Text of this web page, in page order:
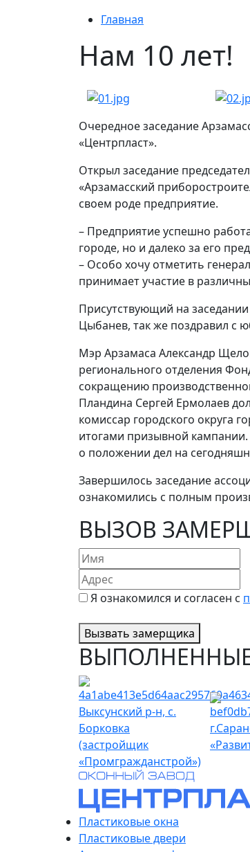
Главная
Нам 10 лет!
Очередное заседание
«Центрпласт».
Открыл заседание
«Арзамасский
своем роде предприятие.
– Предприятие успешно
городе, но и далеко за его
– Особо хочу отметить
принимает участие в
Присутствующий на
Цыбанев, так же поздравил с
Мэр Арзамаса Александр
регионального отделения
сокращению
Пландина Сергей Ермолаев
комиссар городского округа
итогами призывной кампании.
о положении дел на
Завершилось заседание
ознакомились с полным
ВЫЗОВ
Я ознакомился и согласен с
Вызвать замерщика
Выксунский р-н, с.
Борковка
(застройщик
«Промгражданстрой»)
Пластиковые окна
Пластиковые двери